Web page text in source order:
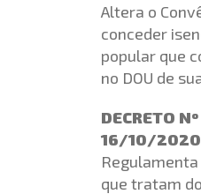
Altera o
conceder
popular que
no DOU de
DECRETO
16/10/2020
Regulamenta
que tratam